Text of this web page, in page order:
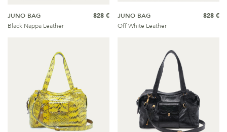
JUNO BAG
Black Nappa Leather
828 €
JUNO BAG
Off White Leather
828 €